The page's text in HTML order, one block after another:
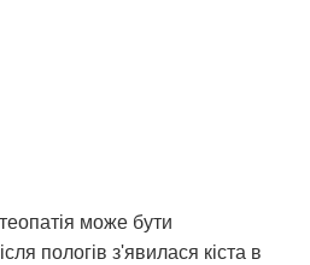
може бути
пологів з'явилася кіста в